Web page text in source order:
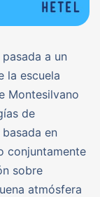
a un
la escuela
Montesilvano
de
en
conjuntamente
sobre
atmósfera